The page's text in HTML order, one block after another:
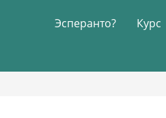
Эсперанто? Курс